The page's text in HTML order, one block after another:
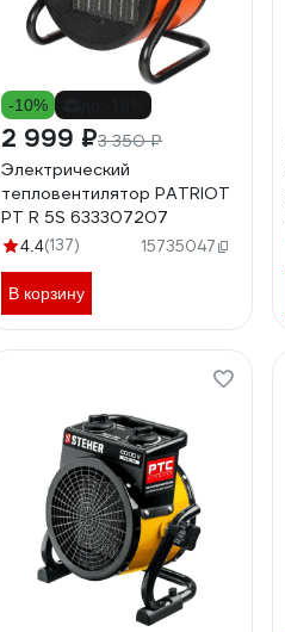
-10%
2 999 ₽3 350 ₽
Электрический
тепловентилятор PATRIOT
PT R 5S 633307207
4.4(137) 15735047
В корзину